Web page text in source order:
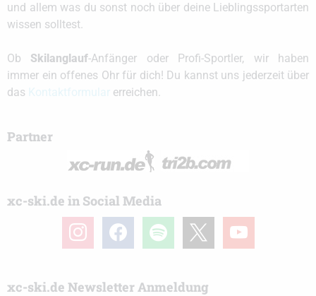
und allem was du sonst noch über deine Lieblingssportarten
wissen solltest.
Ob Skilanglauf-Anfänger oder Profi-Sportler, wir haben
immer ein offenes Ohr für dich! Du kannst uns jederzeit über
das
erreichen.
Partner
xc-ski.de in Social Media
instagramfacebook spotify youtube
xc-ski.de Newsletter Anmeldung